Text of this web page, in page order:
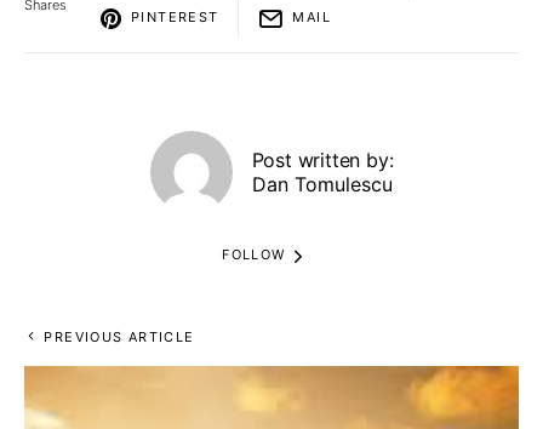
Shares
PINTEREST MAIL
Post written by:
Dan Tomulescu
FOLLOW
PREVIOUS ARTICLE